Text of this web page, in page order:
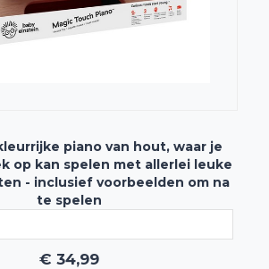
piano van hout, waar je
op kan spelen met allerlei leuke
- inclusief voorbeelden om na
te spelen
€ 34,99